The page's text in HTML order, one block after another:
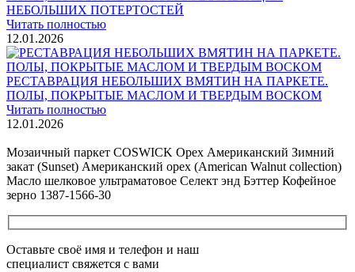
НЕБОЛЬШИХ ПОТЕРТОСТЕЙ
Читать полностью
12.01.2026
РЕСТАВРАЦИЯ НЕБОЛЬШИХ ВМЯТИН НА ПАРКЕТЕ.
ПОЛЫ, ПОКРЫТЫЕ МАСЛОМ И ТВЕРДЫМ ВОСКОМ
Читать полностью
12.01.2026
Мозаичный паркет COSWICK Орех Американский Зимний
закат (Sunset) Американский орех (American Walnut collection)
Масло шелковое ультраматовое Селект энд Бэттер Кофейное
зерно 1387-1566-30
Оставьте своё имя и телефон и наш
специалист свяжется с вами